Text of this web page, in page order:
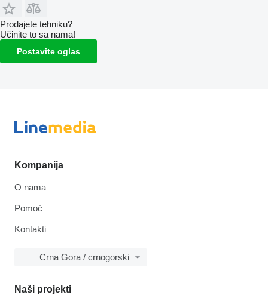
Prodajete tehniku?
Učinite to sa nama!
Postavite oglas
Kompanija
O nama
Pomoć
Kontakti
Crna Gora / crnogorski
Naši projekti